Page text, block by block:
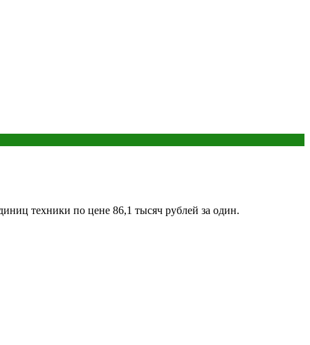
техники по цене 86,1 тысяч рублей за один.